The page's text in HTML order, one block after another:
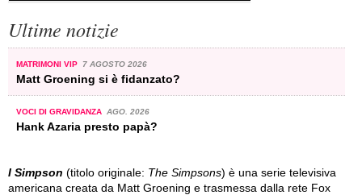
Ultime notizie
MATRIMONI VIP 7 AGOSTO 2026
Matt Groening si è fidanzato?
VOCI DI GRAVIDANZA AGO. 2026
Hank Azaria presto papà?
I Simpson (titolo originale: The Simpsons) è una serie televisiva
americana creata da Matt Groening e trasmessa dalla rete Fox